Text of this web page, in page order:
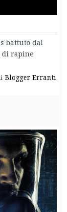
battuto dal
di rapine
Blogger Erranti